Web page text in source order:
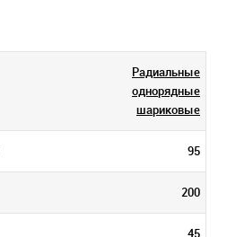
Радиальные
однорядные
шариковые
95
200
45